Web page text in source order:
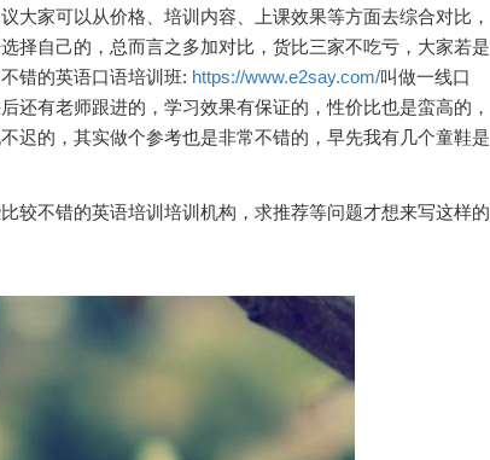
大家可以从价格、培训内容、上课效果等方面去综合对比，
择自己的，总而言之多加对比，货比三家不吃亏，大家若是
错的英语口语培训班: https://www.e2say.com/叫做一线口
还有老师跟进的，学习效果有保证的，性价比也是蛮高的，
迟的，其实做个参考也是非常不错的，早先我有几个童鞋是
较不错的英语培训培训机构，求推荐等问题才想来写这样的